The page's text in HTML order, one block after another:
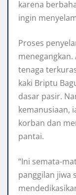
karena
ingin
Proses
tenaga
kaki Briptu
dasar pasir.
kemanusiaan,
korban dan
pantai.
“Ini semata-
panggilan jiwa